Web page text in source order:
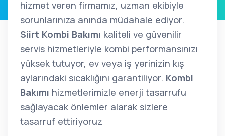
hizmet veren firmamız, uzman ekibiyle
sorunlarınıza anında müdahale ediyor.
Siirt Kombi Bakımı kaliteli ve güvenilir
servis hizmetleriyle kombi performansınızı
yüksek tutuyor, ev veya iş yerinizin kış
aylarındaki sıcaklığını garantiliyor. Kombi
Bakımı hizmetlerimizle enerji tasarrufu
sağlayacak önlemler alarak sizlere
tasarruf ettiriyoruz